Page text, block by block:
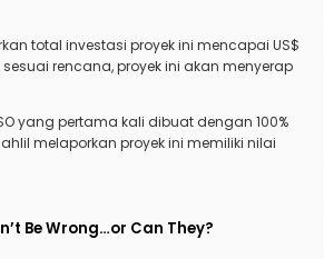
total investasi proyek ini mencapai US$
rencana, proyek ini akan menyerap
yang pertama kali dibuat dengan 100%
melaporkan proyek ini memiliki nilai
Be Wrong…or Can They?